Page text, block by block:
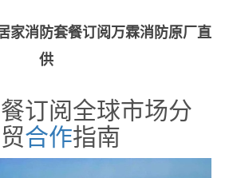
家消防套餐订阅万霖消防原厂直
供
订阅全球市场分
合作指南